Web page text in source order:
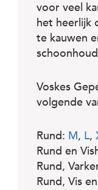
voor veel
het heerlijk
te kauwen
Voskes
volgende
Rund: M, L,
Rund en
Rund,
Rund, Vis